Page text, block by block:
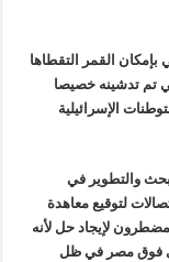
بإمكان القمر التقطاها
تم تدشينه خصيصا
الإسرائيلية
وحدة البحث والتطوير في
لتوقيع معاهدة
مضطرون لإيجاد حل لأنه
فوق مصر في ظل